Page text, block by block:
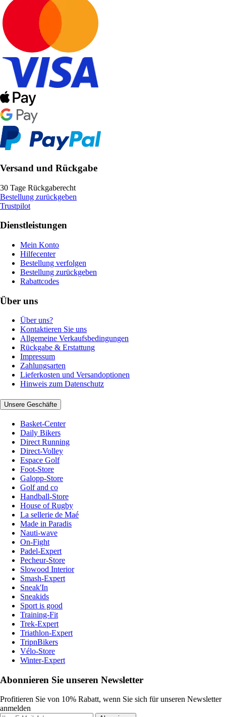
Versand und Rückgabe
30 Tage Rückgaberecht
Bestellung zurückgeben
Trustpilot
Dienstleistungen
Mein Konto
Hilfecenter
Bestellung verfolgen
Bestellung zurückgeben
Rabattcodes
Über uns
Über uns?
Kontaktieren Sie uns
Allgemeine Verkaufsbedingungen
Rückgabe & Erstattung
Impressum
Zahlungsarten
Lieferkosten und Versandoptionen
Hinweis zum Datenschutz
Unsere Geschäfte
Basket-Center
Daily Bikers
Direct Running
Direct-Volley
Espace Golf
Foot-Store
Galopp-Store
Golf and co
Handball-Store
House of Rugby
La sellerie de Maé
Made in Paradis
Nauti-wave
On-Fight
Padel-Expert
Pecheur-Store
Slowood Interior
Smash-Expert
Sneak'In
Sneakids
Sport is good
Training-Fit
Trek-Expert
Triathlon-Expert
TripnBikers
Vélo-Store
Winter-Expert
Abonnieren Sie unseren Newsletter
Profitieren Sie von 10% Rabatt, wenn Sie sich für unseren Newsletter
anmelden